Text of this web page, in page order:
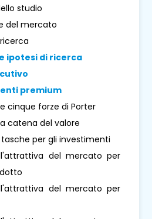
studio
del mercato
ipotesi di ricerca
premium
cinque forze di Porter
catena del valore
tasche per gli investimenti
del mercato per
del mercato per